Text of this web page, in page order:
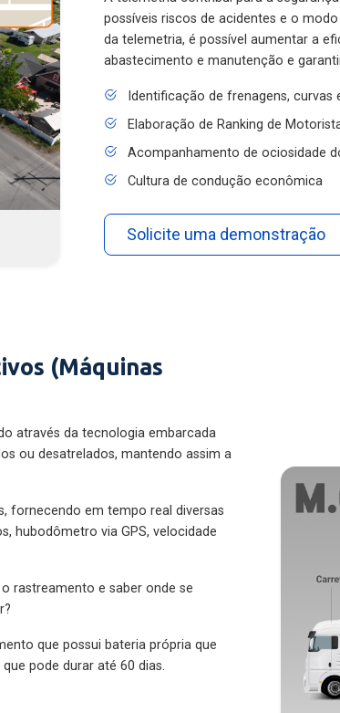
possíveis riscos de acidentes e o
da telemetria, é possível aumentar a
abastecimento e manutenção e
Identificação de frenagens, curvas
Elaboração de Ranking de
Acompanhamento de ociosidade
Cultura de condução econômica
Solicite uma demonstração
(Máquinas
através da tecnologia embarcada
ou desatrelados, mantendo assim a
fornecendo em tempo real diversas
via GPS, velocidade
rastreamento e saber onde se
que possui bateria própria que
pode durar até 60 dias.